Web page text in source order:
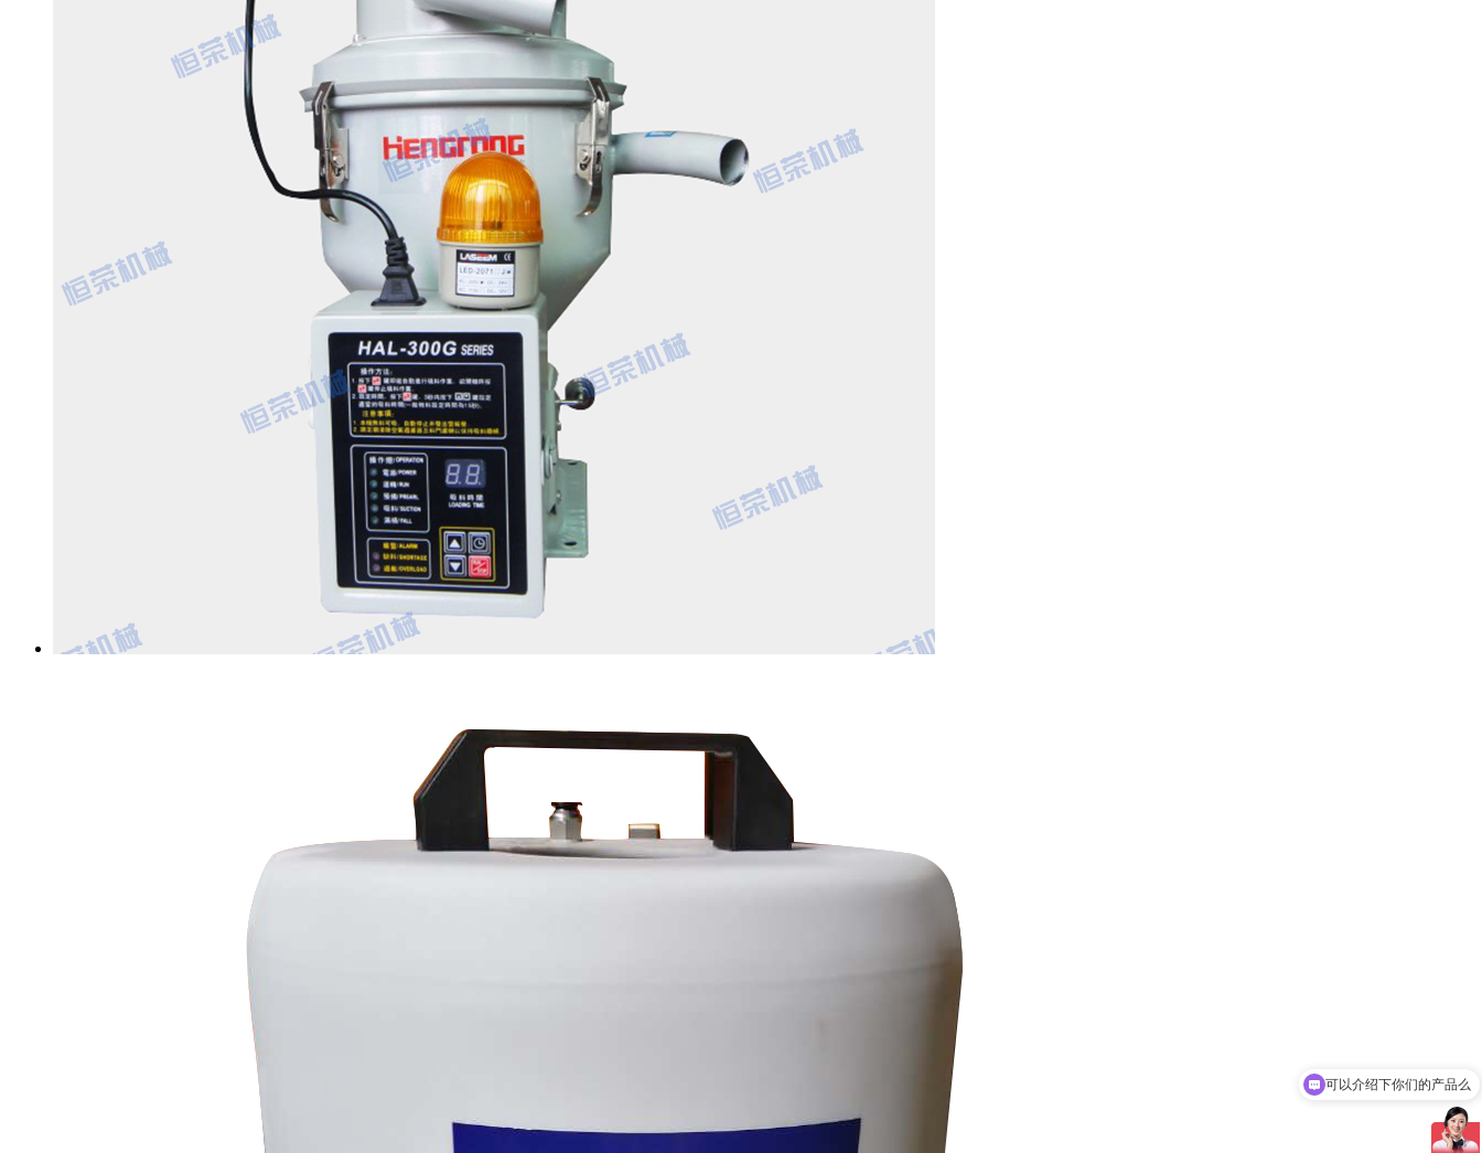
可以介绍下你们的产品么